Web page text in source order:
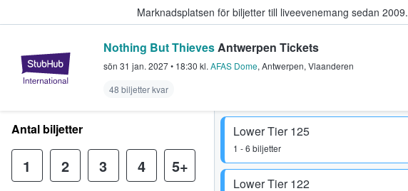
Marknadsplatsen för biljetter till liveevenemang sedan 2009.
StubHub – där fans köper och säljer biljetter.
Nothing But ThievesAntwerpen Tickets
sön 31 jan. 2027• 18:30 kl. AFAS Dome, Antwerpen, Vlaanderen
48 biljetter kvar
Lower Tier 125
1 - 6 biljetter
Lower Tier 122
Antal biljetter
1 2 3 4 5+